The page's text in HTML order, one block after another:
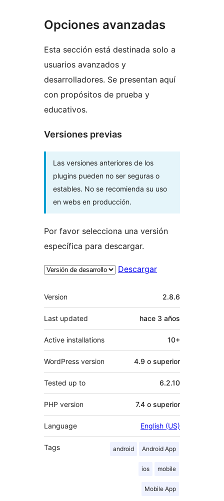
Opciones avanzadas
Esta sección está destinada solo a
usuarios avanzados y
desarrolladores. Se presentan aquí
con propósitos de prueba y
educativos.
Versiones previas
Las versiones anteriores de los
plugins pueden no ser seguras o
estables. No se recomienda su uso
en webs en producción.
Por favor selecciona una versión
específica para descargar.
Descargar
Meta
Version 2.8.6
Last updated hace 3 años
Active installations 10+
WordPress version 4.9 o superior
Tested up to 6.2.10
PHP version 7.4 o superior
Language English (US)
Tags android Android App
ios mobile
Mobile App